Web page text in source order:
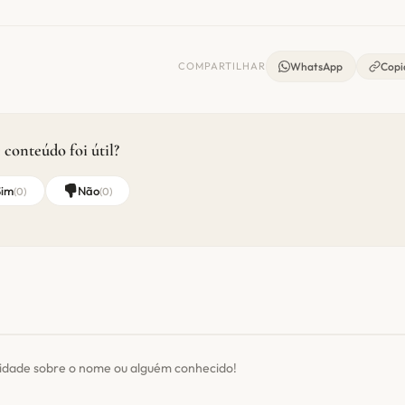
COMPARTILHAR WhatsApp
conteúdo foi útil?
(0) Não(0)
sobre o nome ou alguém conhecido!